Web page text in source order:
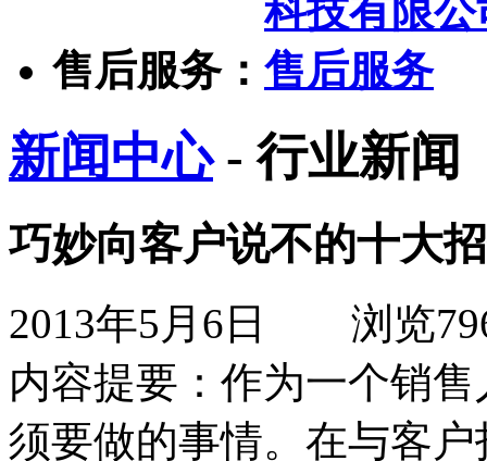
售后服务：
新闻中心- 行业新闻
巧妙向客户说不的十大
2013年5月6日 浏览
内容提要： 作为一个销
须要做的事情。在与客